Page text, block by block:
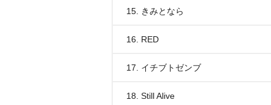
15. きみとなら
16. RED
17. イチブトゼンブ
18. Still Alive